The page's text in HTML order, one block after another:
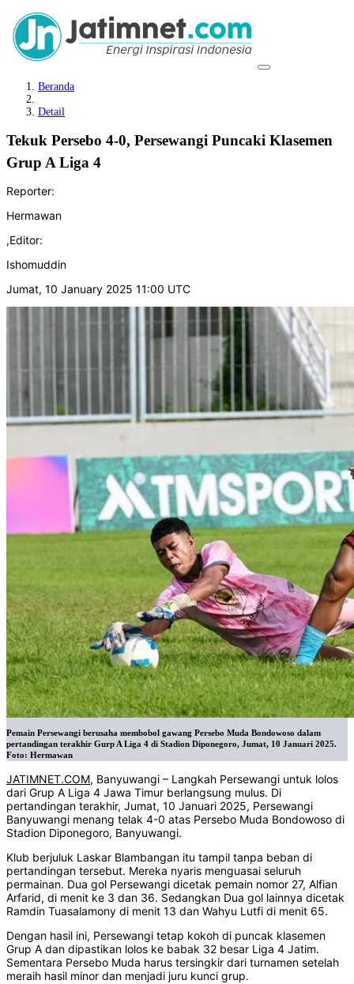
Beranda
Detail
Tekuk Persebo 4-0, Persewangi Puncaki Klasemen
Grup A Liga 4
Reporter:
Hermawan
,Editor:
Ishomuddin
Jumat, 10 January 2025 11:00 UTC
Pemain Persewangi berusaha membobol gawang Persebo Muda Bondowoso dalam
pertandingan terakhir Gurp A Liga 4 di Stadion Diponegoro, Jumat, 10 Januari 2025.
Foto: Hermawan
JATIMNET.COM, Banyuwangi – Langkah Persewangi untuk lolos
dari Grup A Liga 4 Jawa Timur berlangsung mulus. Di
pertandingan terakhir, Jumat, 10 Januari 2025, Persewangi
Banyuwangi menang telak 4-0 atas Persebo Muda Bondowoso di
Stadion Diponegoro, Banyuwangi.
Klub berjuluk Laskar Blambangan itu tampil tanpa beban di
pertandingan tersebut. Mereka nyaris menguasai seluruh
permainan. Dua gol Persewangi dicetak pemain nomor 27, Alfian
Arfarid, di menit ke 3 dan 36. Sedangkan Dua gol lainnya dicetak
Ramdin Tuasalamony di menit 13 dan Wahyu Lutfi di menit 65.
Dengan hasil ini, Persewangi tetap kokoh di puncak klasemen
Grup A dan dipastikan lolos ke babak 32 besar Liga 4 Jatim.
Sementara Persebo Muda harus tersingkir dari turnamen setelah
meraih hasil minor dan menjadi juru kunci grup.